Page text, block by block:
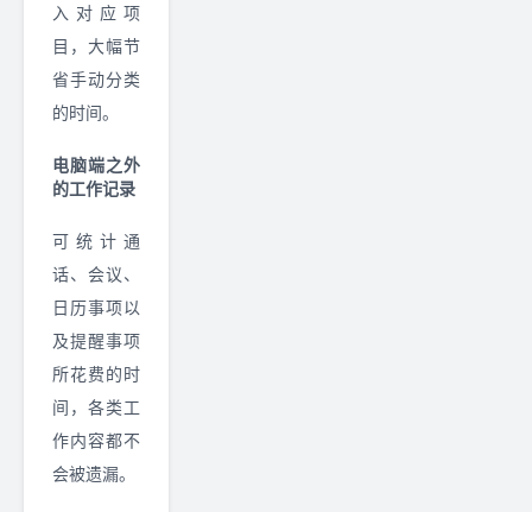
入对应项
目，大幅节
省手动分类
的时间。
电脑端之外
的工作记录
可统计通
话、会议、
日历事项以
及提醒事项
所花费的时
间，各类工
作内容都不
会被遗漏。